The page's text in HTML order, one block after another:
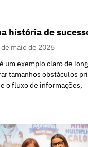
história de
de maio de 2026
um exemplo claro de
tamanhos obstáculos
o fluxo de informações,